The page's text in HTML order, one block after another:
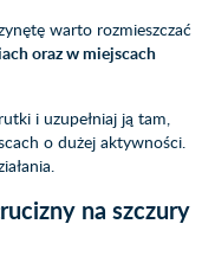
warto rozmieszczać
oraz w miejscach
i uzupełniaj ją tam,
o dużej aktywności.
na szczury